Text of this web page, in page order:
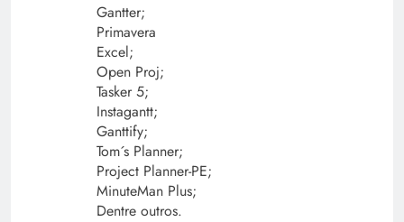
Gantter;
Primavera
Excel;
Open Proj;
Tasker 5;
Instagantt;
Ganttify;
Tom´s Planner;
Project Planner-PE;
MinuteMan Plus;
Dentre outros.